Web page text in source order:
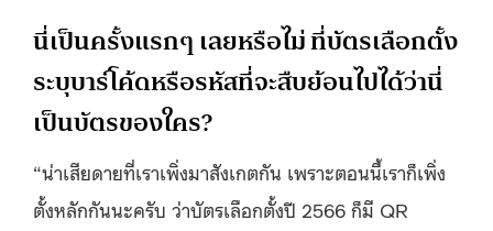
นี่เป็นครั้งแรกๆ เลยหรือไม่ ที่บัตรเลือกตั้ง
ระบุบาร์โค้ดหรือรหัสที่จะสืบย้อนไปได้ว่านี่
เป็นบัตรของใคร?
“น่าเสียดายที่เราเพิ่งมาสังเกตกัน เพราะตอนนี้เราก็เพิ่ง
ตั้งหลักกันนะครับ ว่าบัตรเลือกตั้งปี 2566 ก็มี QR